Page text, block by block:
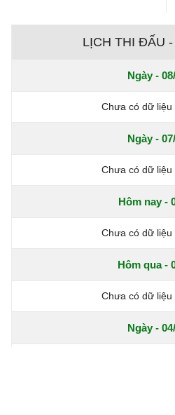
LỊCH THI ĐẤU
Ngày -
Chưa có dữ liệu
Ngày -
Chưa có dữ liệu
Hôm nay -
Chưa có dữ liệu
Hôm qua -
Chưa có dữ liệu
Ngày -